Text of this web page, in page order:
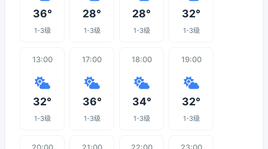
36°
1-3级
28°
1-3级
28°
1-3级
32°
1-3级
13:00
32°
1-3级
17:00
36°
1-3级
18:00
34°
1-3级
19:00
32°
1-3级